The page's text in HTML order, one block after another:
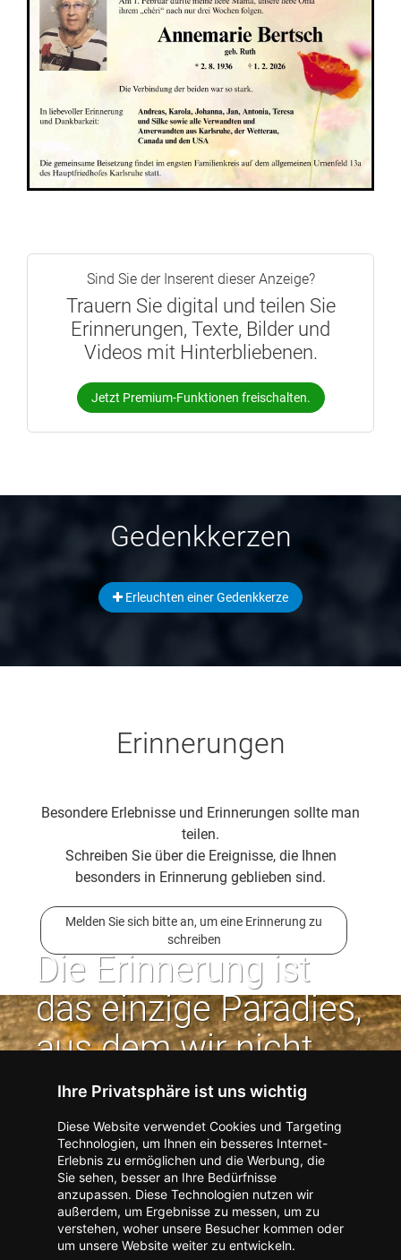
Ihre Privatsphäre ist uns wichtig
Diese Website verwendet Cookies und Targeting
Technologien, um Ihnen ein besseres Internet-
Erlebnis zu ermöglichen und die Werbung, die
Sie sehen, besser an Ihre Bedürfnisse
anzupassen. Diese Technologien nutzen wir
außerdem, um Ergebnisse zu messen, um zu
verstehen, woher unsere Besucher kommen oder
um unsere Website weiter zu entwickeln.
Sind Sie der Inserent dieser Anzeige?
Trauern Sie digital und teilen Sie
Erinnerungen, Texte, Bilder und
Videos mit Hinterbliebenen.
Jetzt Premium-Funktionen freischalten.
Gedenkkerzen
Erleuchten einer Gedenkkerze
Erinnerungen
Besondere Erlebnisse und Erinnerungen sollte man
teilen.
Schreiben Sie über die Ereignisse, die Ihnen
besonders in Erinnerung geblieben sind.
Melden Sie sich bitte an, um eine Erinnerung zu
schreiben
Die Erinnerung ist
das einzige Paradies,
aus dem wir nicht
vertrieben werden
können. | Jean Paul
Kontakt zum Verlag aufnehmen Missbrauch melden
Impressum Datenschutz
Barrierefreiheit
Barriere melden
m
A
Accessibility-Modus aktivieren
I
m
Kontrastmodus aktivieren
Hilfe
eigenes Gedenkportal erstellen